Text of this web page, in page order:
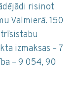
risinot
Valmierā. 150
izmaksas – 7
– 9 054, 90